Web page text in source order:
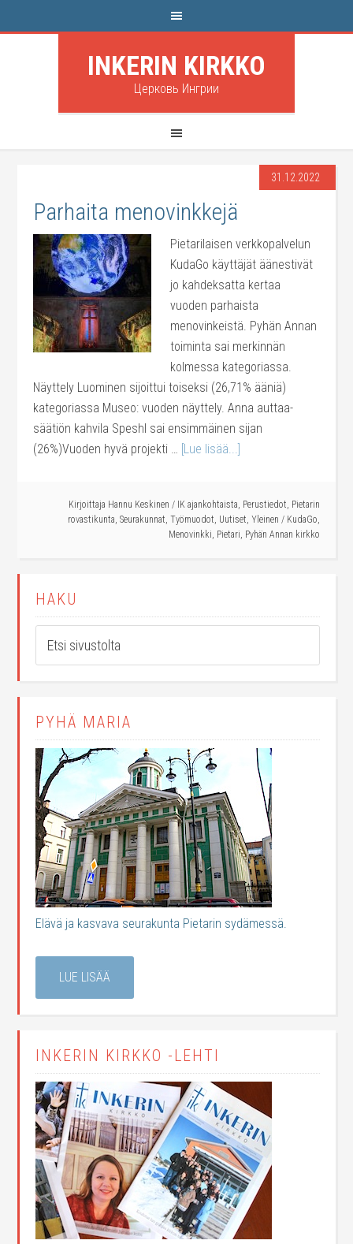
INKERIN KIRKKO
Церковь Ингрии
31.12.2022
Parhaita menovinkkejä
Pietarilaisen verkkopalvelun
KudaGo käyttäjät äänestivät
jo kahdeksatta kertaa
vuoden parhaista
menovinkeistä. Pyhän Annan
toiminta sai merkinnän
kolmessa kategoriassa.
Näyttely Luominen sijoittui toiseksi (26,71% ääniä)
kategoriassa Museo: vuoden näyttely. Anna auttaa-
säätiön kahvila Speshl sai ensimmäinen sijan
(26%)Vuoden hyvä projekti … [Lue lisää...]
Kirjoittaja Hannu Keskinen / IK ajankohtaista, Perustiedot, Pietarin
rovastikunta, Seurakunnat, Työmuodot, Uutiset, Yleinen / KudaGo,
Menovinkki, Pietari, Pyhän Annan kirkko
HAKU
PYHÄ MARIA
Elävä ja kasvava seurakunta Pietarin sydämessä.
LUE LISÄÄ
INKERIN KIRKKO -LEHTI